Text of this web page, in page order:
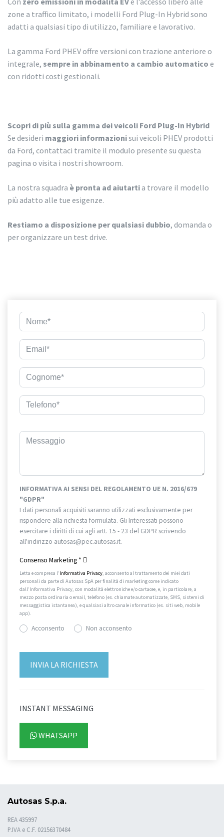
zone a traffico limitato, i modelli Ford Plug-In Hybrid sono
adatti a qualsiasi tipo di utilizzo, familiare e lavorativo.
La gamma Ford PHEV offre versioni con trazione anteriore o
integrale, sempre in abbinamento a cambio automatico e
con ridotti costi gestionali.
Scopri di più sulla gamma dei veicoli Ford Plug-In Hybrid
Se desideri maggiori informazionisui veicoli PHEV prodotti
da Ford, contattaci tramite il modulo presente su questa
pagina o visita i nostri showroom.
La nostra squadra è pronta ad aiutartia trovare il modello
più adatto alle tue esigenze.
Restiamo a disposizione per qualsiasi dubbio, domanda o
per organizzare un test drive.
INFORMATIVA AI SENSI DEL REGOLAMENTO UE N. 2016/679
"GDPR"
I dati personali acquisiti saranno utilizzati esclusivamente per
rispondere alla richiesta formulata. Gli Interessati possono
esercitare i diritti di cui agli artt. 15 - 23 del GDPR scrivendo
all'indirizzo autosas@pec.autosas.it.
Consenso Marketing *
Letta e compresa l’Informativa Privacy, acconsento al trattamento dei miei dati
personali da parte di Autosas SpA per finalità di marketing come indicato
dall’Informativa Privacy, con modalità elettroniche e/o cartacee, e, in particolare, a
mezzo posta ordinaria o email, telefono (es. chiamate automatizzate, SMS, sistemi di
messaggistica istantanea), e qualsiasi altro canale informatico (es. siti web, mobile
app).
Acconsento Non acconsento
INSTANT MESSAGING
WHATSAPP
Autosas S.p.a.
REA 435997
P.IVA e C.F. 02156370484